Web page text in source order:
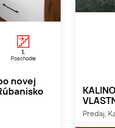
1.
Poschodie
novej
Predaj,